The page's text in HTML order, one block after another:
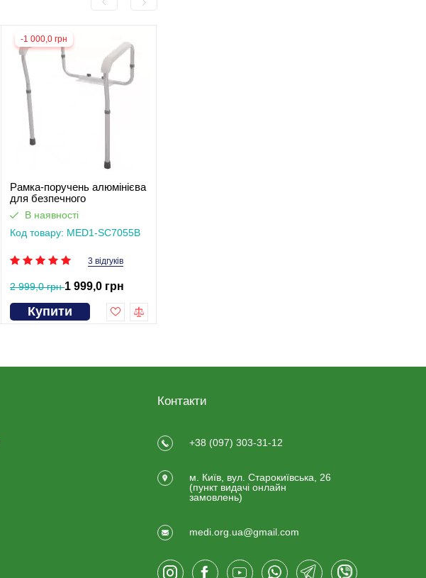
-1 000,0 грн
Рамка-поручень алюмінієва
для безпечного
користування туалетом
MED1-SC7055B
В наявності
Код товару: MED1-SC7055B
3 відгуків
2 999,0 грн1 999,0 грн
Купити
Контакти
+38 (097) 303-31-12
м. Київ, вул. Старокиївська, 26
(пункт видачi онлайн
замовлень)
medi.org.ua@gmail.com